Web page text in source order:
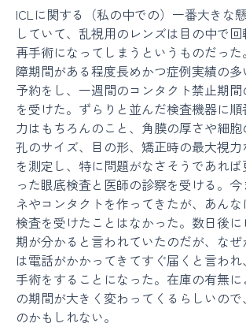
ICLに関する（私の中での）一番大きな
していて、乱視用のレンズは目の中で回
再手術になってしまうというものだっ
障期間がある程度長めかつ症例実績の
予約をし、一週間のコンタクト禁止期
を受けた。ずらりと並んだ検査機器に
力はもちろんのこと、角膜の厚さや細
孔のサイズ、目の形、矯正時の最大視
を測定し、特に問題がなさそうであれ
った眼底検査と医師の診察を受ける。
ネやコンタクトを作ってきたが、あん
検査を受けたことはなかった。数日後
期が分かると言われていたのだが、な
は電話がかかってきてすぐ届くと言わ
手術をすることになった。在庫の有無
の期間が大きく変わってくるらしいの
のかもしれない。